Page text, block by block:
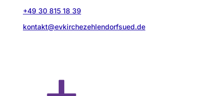
+49 30 815 18 39
kontakt@evkirchezehlendorfsued.de